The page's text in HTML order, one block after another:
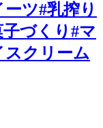
ツ#乳搾り
づくり#マ
スクリーム